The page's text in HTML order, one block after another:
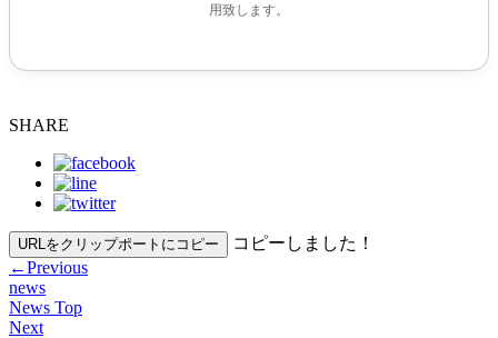
用致します。
SHARE
URLをクリップポートにコピー
コピーしました！
←Previous
news
News Top
Next